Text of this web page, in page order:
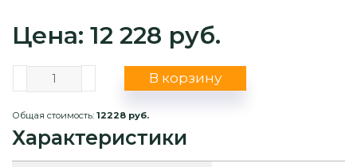
Цена: 12 228 руб.
В корзину
Общая стоимость: 12228 руб.
Характеристики